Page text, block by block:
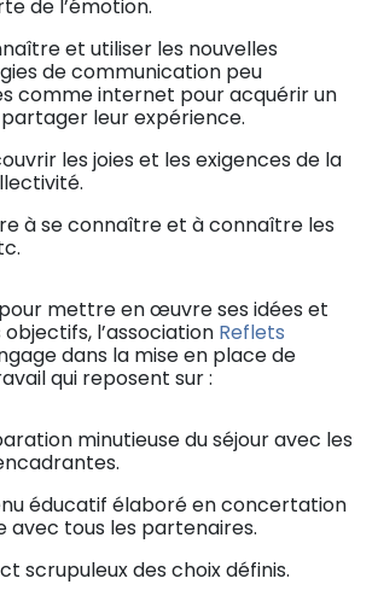
de l’émotion.
et utiliser les nouvelles
de communication peu
comme internet pour acquérir un
leur expérience.
les joies et les exigences de la
à se connaître et à connaître les
mettre en œuvre ses idées et
l’association Reflets
dans la mise en place de
qui reposent sur :
minutieuse du séjour avec les
éducatif élaboré en concertation
avec tous les partenaires.
scrupuleux des choix définis.